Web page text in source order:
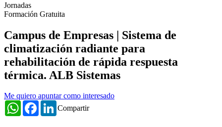
Jornadas
Formación Gratuita
Campus de Empresas | Sistema de
climatización radiante para
rehabilitación de rápida respuesta
térmica. ALB Sistemas
Me quiero apuntar como interesado
Compartir
WhatsAppFacebookLinkedIn